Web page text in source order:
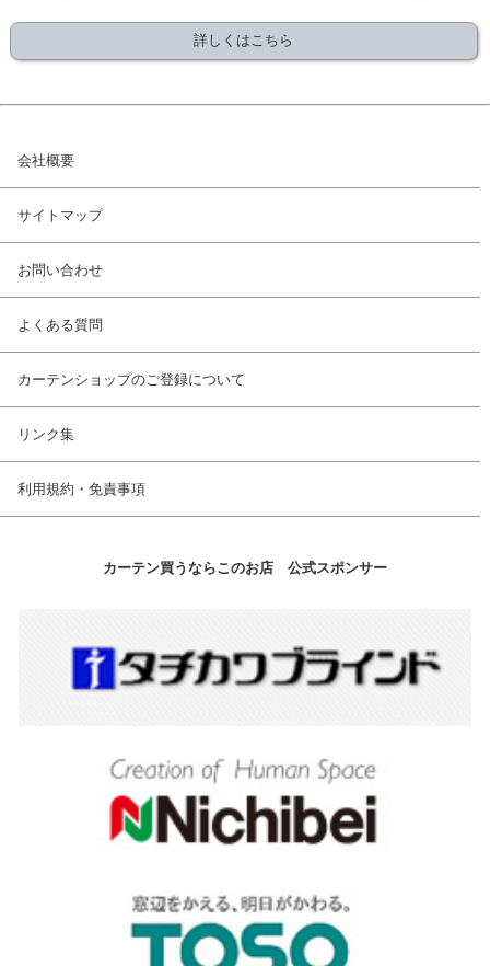
詳しくはこちら
会社概要
サイトマップ
お問い合わせ
よくある質問
カーテンショップのご登録について
リンク集
利用規約・免責事項
カーテン買うならこのお店 公式スポンサー